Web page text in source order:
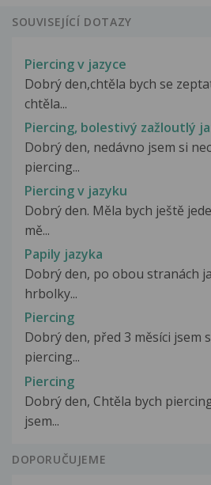
SOUVISEJÍCÍ DOTAZY
Piercing v jazyce
Dobrý den,chtěla bych se
chtěla...
Piercing, bolestivý zažloutlý
Dobrý den, nedávno jsem si
piercing...
Piercing v jazyku
Dobrý den. Měla bych ještě
mě...
Papily jazyka
Dobrý den, po obou stranách
hrbolky...
Piercing
Dobrý den, před 3 měsíci jsem
piercing...
Piercing
Dobrý den, Chtěla bych
jsem...
DOPORUČUJEME